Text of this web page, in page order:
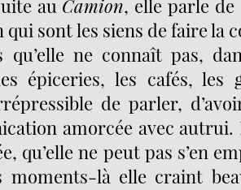
au Camion, elle parle de
qui sont les siens de faire la
qu’elle ne connaît pas,
épiceries, les cafés, les
de parler,
amorcée avec autrui.
qu’elle ne peut pas s’en
moments-là elle craint